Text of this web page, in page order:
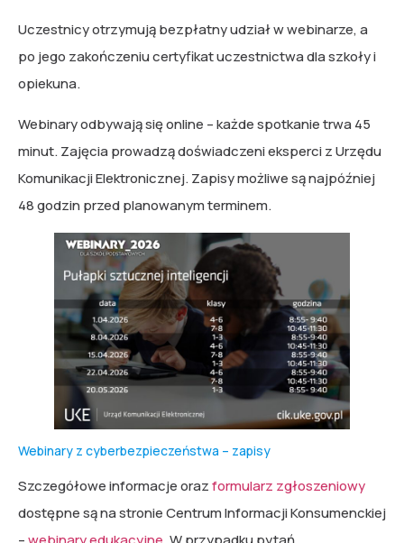
Uczestnicy otrzymują bezpłatny udział w webinarze, a
po jego zakończeniu certyfikat uczestnictwa dla szkoły i
opiekuna.
Webinary odbywają się online – każde spotkanie trwa 45
minut. Zajęcia prowadzą doświadczeni eksperci z Urzędu
Komunikacji Elektronicznej. Zapisy możliwe są najpóźniej
48 godzin przed planowanym terminem.
Webinary z cyberbezpieczeństwa – zapisy
Szczegółowe informacje orazformularz zgłoszeniowy
dostępne są na stronie Centrum Informacji Konsumenckiej